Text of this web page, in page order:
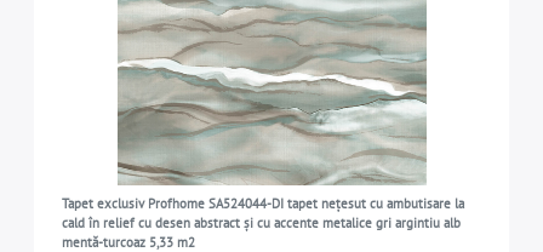
Tapet exclusiv Profhome SA524044-DI tapet nețesut cu ambutisare la
cald în relief cu desen abstract și cu accente metalice gri argintiu alb
mentă-turcoaz 5,33 m2